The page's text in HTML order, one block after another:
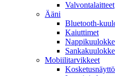
Valvontalaitteet
Ääni
Bluetooth-
Kaiuttimet
Mobiilitarvikkeet